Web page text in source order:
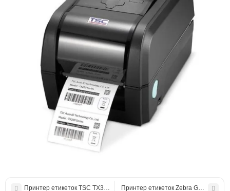
Принтер етикеток TSC TX300/310Принтер етикеток Zebra GK420t